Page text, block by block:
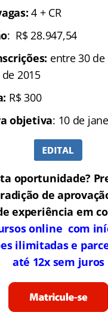
4 + CR
: R$ 28.947,54
entre 30
2015
R$ 300
objetiva: 10 de
oportunidade?
de
experiência em
online com
ilimitadas e
até 12x sem juros